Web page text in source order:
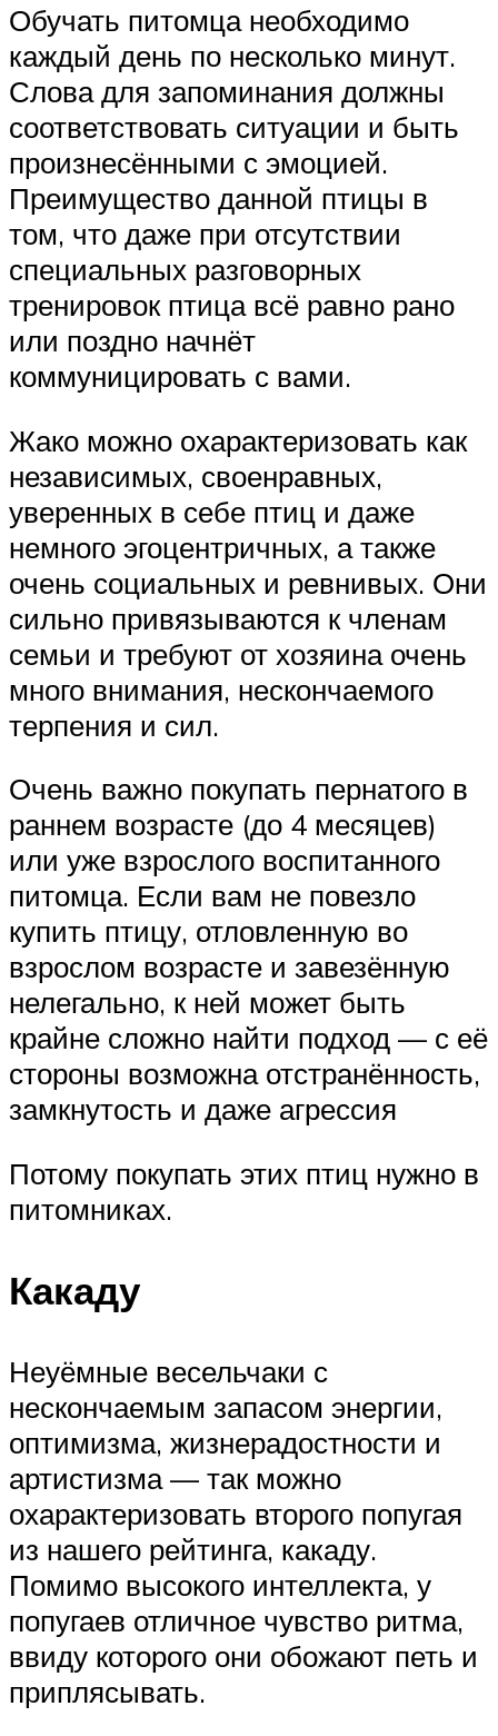
Обучать питомца необходимо
каждый день по несколько минут.
Слова для запоминания должны
соответствовать ситуации и быть
произнесёнными с эмоцией.
Преимущество данной птицы в
том, что даже при отсутствии
специальных разговорных
тренировок птица всё равно рано
или поздно начнёт
коммуницировать с вами.
Жако можно охарактеризовать как
независимых, своенравных,
уверенных в себе птиц и даже
немного эгоцентричных, а также
очень социальных и ревнивых. Они
сильно привязываются к членам
семьи и требуют от хозяина очень
много внимания, нескончаемого
терпения и сил.
Очень важно покупать пернатого в
раннем возрасте (до 4 месяцев)
или уже взрослого воспитанного
питомца. Если вам не повезло
купить птицу, отловленную во
взрослом возрасте и завезённую
нелегально, к ней может быть
крайне сложно найти подход — с её
стороны возможна отстранённость,
замкнутость и даже агрессия
Потому покупать этих птиц нужно в
питомниках.
Какаду
Неуёмные весельчаки с
нескончаемым запасом энергии,
оптимизма, жизнерадостности и
артистизма — так можно
охарактеризовать второго попугая
из нашего рейтинга, какаду.
Помимо высокого интеллекта, у
попугаев отличное чувство ритма,
ввиду которого они обожают петь и
приплясывать.